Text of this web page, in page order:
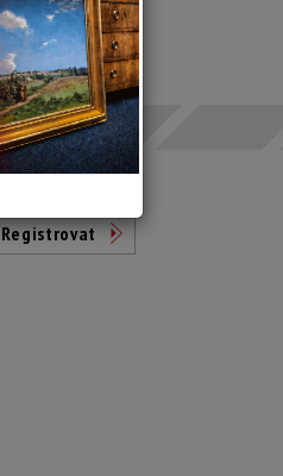
Registrovat